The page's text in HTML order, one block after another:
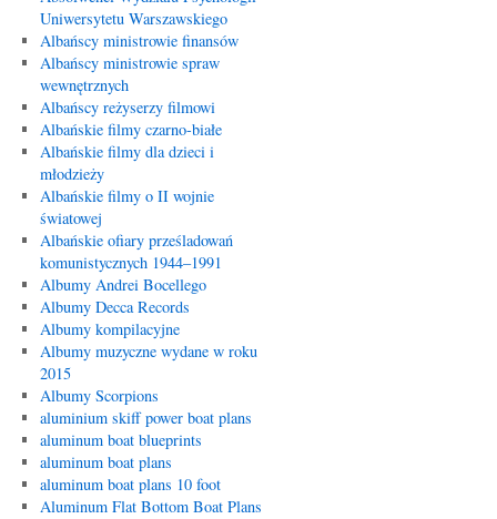
Uniwersytetu Warszawskiego
Albańscy ministrowie finansów
Albańscy ministrowie spraw
wewnętrznych
Albańscy reżyserzy filmowi
Albańskie filmy czarno-białe
Albańskie filmy dla dzieci i
młodzieży
Albańskie filmy o II wojnie
światowej
Albańskie ofiary prześladowań
komunistycznych 1944–1991
Albumy Andrei Bocellego
Albumy Decca Records
Albumy kompilacyjne
Albumy muzyczne wydane w roku
2015
Albumy Scorpions
aluminium skiff power boat plans
aluminum boat blueprints
aluminum boat plans
aluminum boat plans 10 foot
Aluminum Flat Bottom Boat Plans